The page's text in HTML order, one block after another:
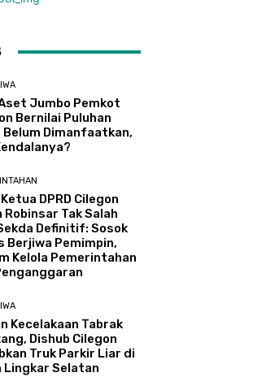
Jumbo Pemkot
Bernilai Puluhan
Belum Dimanfaatkan,
DPRD Cilegon
Robinsar Tak Salah
Definitif: Sosok
Berjiwa Pemimpin,
Kelola Pemerintahan
Kecelakaan Tabrak
Dishub Cilegon
Truk Parkir Liar di
Lingkar Selatan